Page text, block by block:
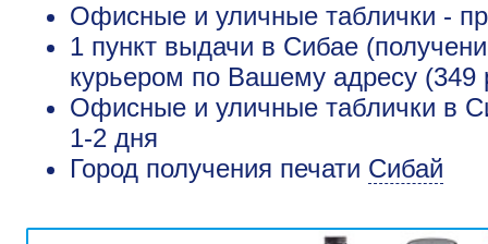
Офисные и уличные таблички -
1 пункт выдачи в Сибае
курьером по Вашему адресу (349
Офисные и уличные таблички в
1-2 дня
Город получения печати Сибай